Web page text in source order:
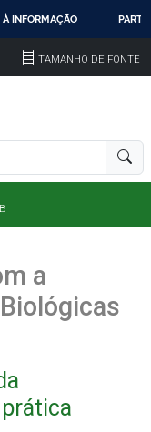
À INFORMAÇÃO
TAMANHO DE FONTE
a